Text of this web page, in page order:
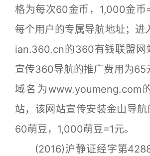
格为每次60金币，1,000金币
每个用户的专属导航地址；进
ian.360.cn的360有钱联盟网
宣传360导航的推广费用为65
域名为www.youmeng.com
站，该网站宣传安装金山导
60萌豆，1,000萌豆=1元。
(2016)沪静证经字第